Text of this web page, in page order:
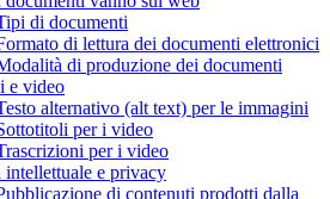
di documenti
di lettura dei documenti elettronici
di produzione dei documenti
e video
alternativo (alt text) per le immagini
per i video
per i video
intellettuale e privacy
di contenuti prodotti dalla